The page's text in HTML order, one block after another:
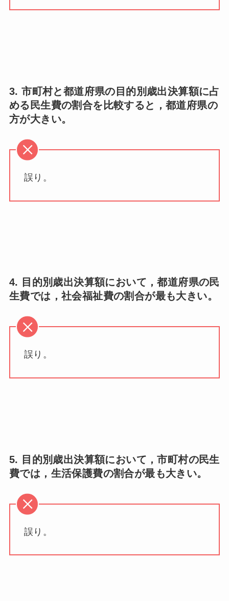
3. 市町村と都道府県の目的別歳出決算額に占
める民生費の割合を比較すると，都道府県の
方が大きい。
誤り。
4. 目的別歳出決算額において，都道府県の民
生費では，社会福祉費の割合が最も大きい。
誤り。
5. 目的別歳出決算額において，市町村の民生
費では，生活保護費の割合が最も大きい。
誤り。